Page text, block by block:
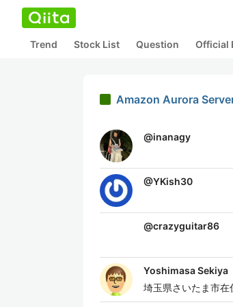
Trend Stock List Question Official
Amazon Aurora
@inanagy
@YKish30
@crazyguitar86
Yoshimasa Sekiya
埼玉県さいたま市在